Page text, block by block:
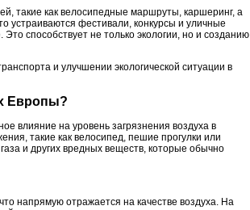
такие как велосипедные маршруты, каршеринг, а
устраиваются фестивали, конкурсы и уличные
способствует не только экологии, но и созданию
и улучшении экологической ситуации в
Европы?
влияние на уровень загрязнения воздуха в
такие как велосипед, пешие прогулки или
и других вредных веществ, которые обычно
напрямую отражается на качестве воздуха. На